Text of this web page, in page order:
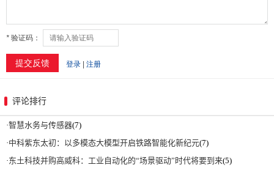
评论排行
·智慧水务与传感器(7)
·中科紫东太初：以多模态大模型开启铁路智能化新纪元(7)
·东土科技并购高威科：工业自动化的“场景驱动”时代将要到来(5)